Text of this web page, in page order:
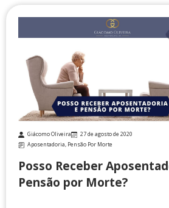
Giácomo Oliveira
27 de agosto de 2020
Aposentadoria, Pensão Por Morte
Posso Receber
Pensão por Morte?